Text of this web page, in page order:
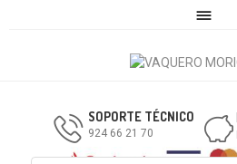

SOPORTE TÉCNICO
924 66 21 70